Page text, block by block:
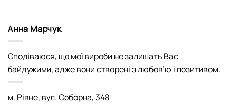
Анна Марчук
Сподіваюся, що мої вироби не залишать Вас
байдужими, адже вони створені з любов’ю і позитивом.
м. Рівне, вул. Соборна, 348